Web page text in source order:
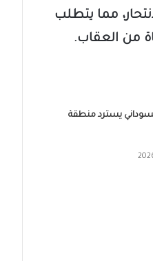
مما يتطلب
من العقاب.
يسترد منطقة